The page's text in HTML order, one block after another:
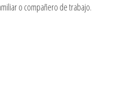
o compañero de trabajo.